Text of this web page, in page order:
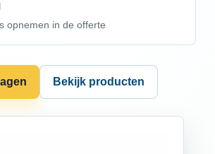
opnemen in de offerte
Bekijk producten